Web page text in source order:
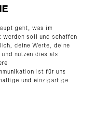
geht, was im
werden soll und schaffen
deine Werte, deine
und nutzen dies als
ist für uns
und einzigartige